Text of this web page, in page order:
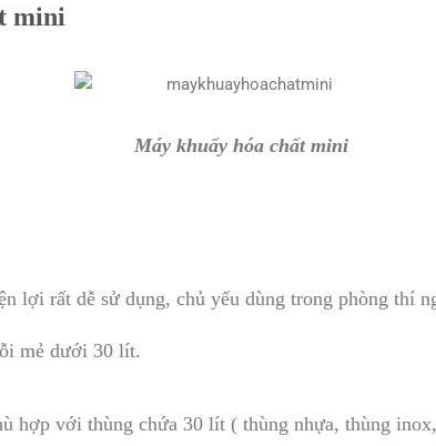
mini
Máy khuấy hóa chất mini
lợi rất dễ sử dụng, chủ yếu dùng trong phòng thí
mẻ dưới 30 lít.
hợp với thùng chứa 30 lít ( thùng nhựa, thùng